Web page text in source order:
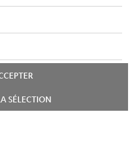
chat
SÉLECTION